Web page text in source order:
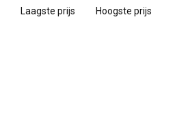
Laagste prijs Hoogste prijs